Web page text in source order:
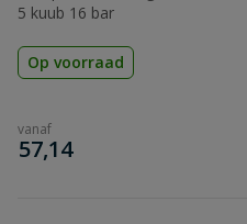
5 kuub 16 bar
Op voorraad
vanaf
€
57,14